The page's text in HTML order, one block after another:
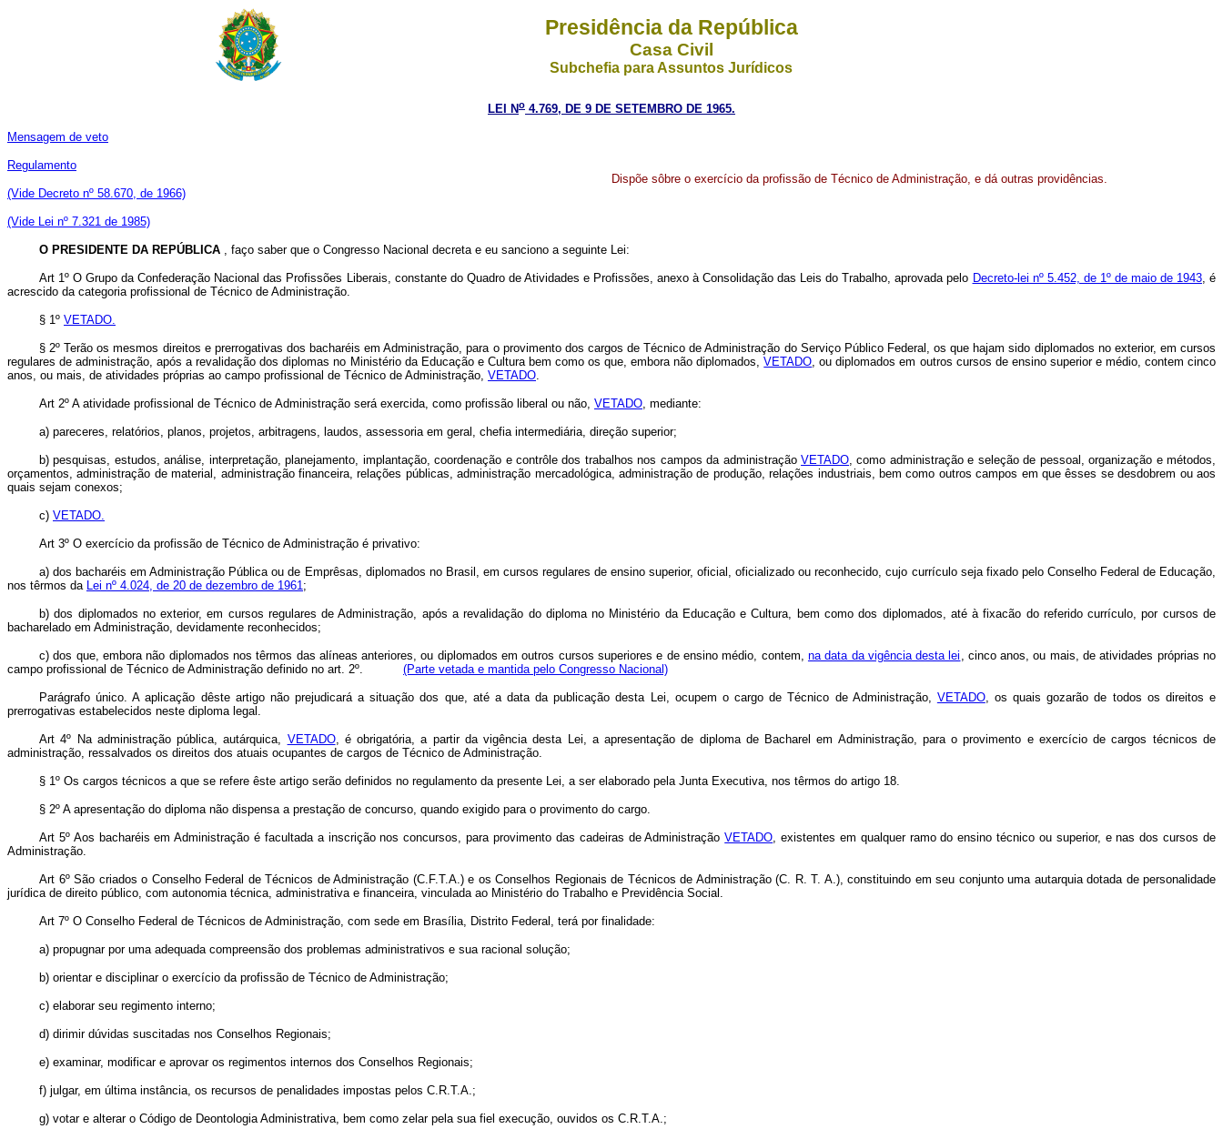
Presidência da República
Casa Civil
Subchefia para Assuntos Jurídicos
LEI No 4.769, DE 9 DE SETEMBRO DE 1965.
Mensagem de veto
Regulamento
(Vide Decreto nº 58.670, de 1966)
(Vide Lei nº 7.321 de 1985)
Dispõe sôbre o exercício da profissão de Técnico de Administração, e dá outras providências.
O PRESIDENTE DA REPÚBLICA , faço saber que o Congresso Nacional decreta e eu sanciono a seguinte Lei:
Art 1º O Grupo da Confederação Nacional das Profissões Liberais, constante do Quadro de Atividades e Profissões, anexo à Consolidação das Leis do Trabalho, aprovada pelo Decreto-lei nº 5.452, de 1º de maio de 1943, é
acrescido da categoria profissional de Técnico de Administração.
§ 1º VETADO.
§ 2º Terão os mesmos direitos e prerrogativas dos bacharéis em Administração, para o provimento dos cargos de Técnico de Administração do Serviço Público Federal, os que hajam sido diplomados no exterior, em cursos
regulares de administração, após a revalidação dos diplomas no Ministério da Educação e Cultura bem como os que, embora não diplomados,VETADO, ou diplomados em outros cursos de ensino superior e médio, contem cinco
anos, ou mais, de atividades próprias ao campo profissional de Técnico de Administração, VETADO.
Art 2º A atividade profissional de Técnico de Administração será exercida, como profissão liberal ou não, VETADO, mediante:
a) pareceres, relatórios, planos, projetos, arbitragens, laudos, assessoria em geral, chefia intermediária, direção superior;
b) pesquisas, estudos, análise, interpretação, planejamento, implantação, coordenação e contrôle dos trabalhos nos campos da administraçãoVETADO, como administração e seleção de pessoal, organização e métodos,
orçamentos, administração de material, administração financeira, relações públicas, administração mercadológica, administração de produção, relações industriais, bem como outros campos em que êsses se desdobrem ou aos
quais sejam conexos;
c) VETADO.
Art 3º O exercício da profissão de Técnico de Administração é privativo:
a) dos bacharéis em Administração Pública ou de Emprêsas, diplomados no Brasil, em cursos regulares de ensino superior, oficial, oficializado ou reconhecido, cujo currículo seja fixado pelo Conselho Federal de Educação,
nos têrmos da Lei nº 4.024, de 20 de dezembro de 1961;
b) dos diplomados no exterior, em cursos regulares de Administração, após a revalidação do diploma no Ministério da Educação e Cultura, bem como dos diplomados, até à fixacão do referido currículo, por cursos de
bacharelado em Administração, devidamente reconhecidos;
c) dos que, embora não diplomados nos têrmos das alíneas anteriores, ou diplomados em outros cursos superiores e de ensino médio, contem, na data da vigência desta lei , cinco anos, ou mais, de atividades próprias no
campo profissional de Técnico de Administração definido no art. 2º. (Parte vetada e mantida pelo Congresso Nacional)
Parágrafo único. A aplicação dêste artigo não prejudicará a situação dos que, até a data da publicação desta Lei, ocupem o cargo de Técnico de Administração, VETADO, os quais gozarão de todos os direitos e
prerrogativas estabelecidos neste diploma legal.
Art 4º Na administração pública, autárquica, VETADO, é obrigatória, a partir da vigência desta Lei, a apresentação de diploma de Bacharel em Administração, para o provimento e exercício de cargos técnicos de
administração, ressalvados os direitos dos atuais ocupantes de cargos de Técnico de Administração.
§ 1º Os cargos técnicos a que se refere êste artigo serão definidos no regulamento da presente Lei, a ser elaborado pela Junta Executiva, nos têrmos do artigo 18.
§ 2º A apresentação do diploma não dispensa a prestação de concurso, quando exigido para o provimento do cargo.
Art 5º Aos bacharéis em Administração é facultada a inscrição nos concursos, para provimento das cadeiras de AdministraçãoVETADO, existentes em qualquer ramo do ensino técnico ou superior, e nas dos cursos de
Administração.
Art 6º São criados o Conselho Federal de Técnicos de Administração (C.F.T.A.) e os Conselhos Regionais de Técnicos de Administração (C. R. T. A.), constituindo em seu conjunto uma autarquia dotada de personalidade
jurídica de direito público, com autonomia técnica, administrativa e financeira, vinculada ao Ministério do Trabalho e Previdência Social.
Art 7º O Conselho Federal de Técnicos de Administração, com sede em Brasília, Distrito Federal, terá por finalidade:
a) propugnar por uma adequada compreensão dos problemas administrativos e sua racional solução;
b) orientar e disciplinar o exercício da profissão de Técnico de Administração;
c) elaborar seu regimento interno;
d) dirimir dúvidas suscitadas nos Conselhos Regionais;
e) examinar, modificar e aprovar os regimentos internos dos Conselhos Regionais;
f) julgar, em última instância, os recursos de penalidades impostas pelos C.R.T.A.;
g) votar e alterar o Código de Deontologia Administrativa, bem como zelar pela sua fiel execução, ouvidos os C.R.T.A.;